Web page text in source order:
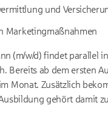
und
Marketingmaßnahmen
(m/w/d) findet parallel
Bereits ab dem ersten
Monat. Zusätzlich
gehört damit